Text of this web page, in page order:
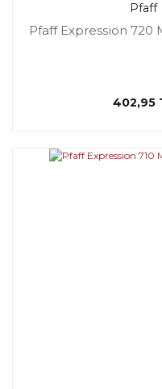
Pfaff
Pfaff Expression 720
402,95